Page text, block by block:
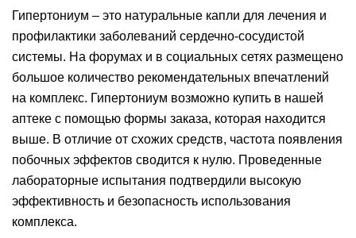
Гипертониум – это натуральные капли для лечения и
профилактики заболеваний сердечно-сосудистой
системы. На форумах и в социальных сетях размещено
большое количество рекомендательных впечатлений
на комплекс. Гипертониум возможно купить в нашей
аптеке c помощью формы заказа, которая находится
выше. В отличие от схожих средств, частота появления
побочных эффектов сводится к нулю. Проведенные
лабораторные испытания подтвердили высокую
эффективность и безопасность использования
комплекса.